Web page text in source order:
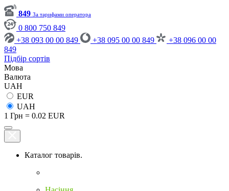
849 За тарифами оператора
0 800 750 849
+38 093 00 00 849
+38 095 00 00 849
+38 096 00 00
849
Підбір сортів
Мова
Валюта
UAH
EUR
UAH
1 Грн = 0.02 EUR
Каталог товарів.